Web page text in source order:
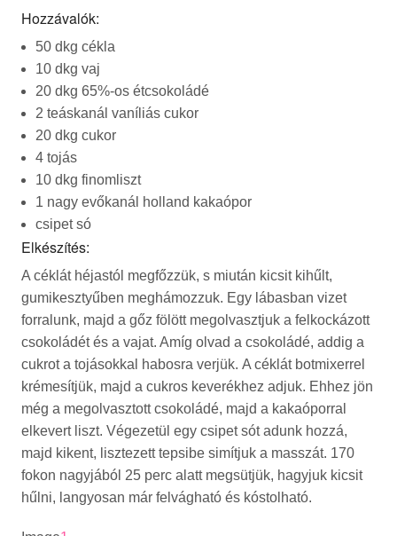
Hozzávalók:
50 dkg cékla
10 dkg vaj
20 dkg 65%-os étcsokoládé
2 teáskanál vaníliás cukor
20 dkg cukor
4 tojás
10 dkg finomliszt
1 nagy evőkanál holland kakaópor
csipet só
Elkészítés:
A céklát héjastól megfőzzük, s miután kicsit kihűlt,
gumikesztyűben meghámozzuk. Egy lábasban vizet
forralunk, majd a gőz fölött megolvasztjuk a felkockázott
csokoládét és a vajat. Amíg olvad a csokoládé, addig a
cukrot a tojásokkal habosra verjük. A céklát botmixerrel
krémesítjük, majd a cukros keverékhez adjuk. Ehhez jön
még a megolvasztott csokoládé, majd a kakaóporral
elkevert liszt. Végezetül egy csipet sót adunk hozzá,
majd kikent, lisztezett tepsibe simítjuk a masszát. 170
fokon nagyjából 25 perc alatt megsütjük, hagyjuk kicsit
hűlni, langyosan már felvágható és kóstolható.